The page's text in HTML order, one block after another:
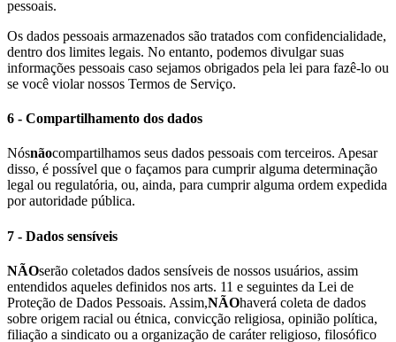
pessoais.
Os dados pessoais armazenados são tratados com confidencialidade,
dentro dos limites legais. No entanto, podemos divulgar suas
informações pessoais caso sejamos obrigados pela lei para fazê-lo ou
se você violar nossos Termos de Serviço.
6 - Compartilhamento dos dados
Nósnãocompartilhamos seus dados pessoais com terceiros. Apesar
disso, é possível que o façamos para cumprir alguma determinação
legal ou regulatória, ou, ainda, para cumprir alguma ordem expedida
por autoridade pública.
7 - Dados sensíveis
NÃOserão coletados dados sensíveis de nossos usuários, assim
entendidos aqueles definidos nos arts. 11 e seguintes da Lei de
Proteção de Dados Pessoais. Assim,NÃOhaverá coleta de dados
sobre origem racial ou étnica, convicção religiosa, opinião política,
filiação a sindicato ou a organização de caráter religioso, filosófico